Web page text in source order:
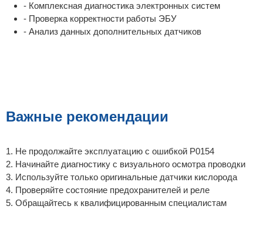
- Комплексная диагностика электронных систем
- Проверка корректности работы ЭБУ
- Анализ данных дополнительных датчиков
Важные рекомендации
1. Не продолжайте эксплуатацию с ошибкой P0154
2. Начинайте диагностику с визуального осмотра проводки
3. Используйте только оригинальные датчики кислорода
4. Проверяйте состояние предохранителей и реле
5. Обращайтесь к квалифицированным специалистам